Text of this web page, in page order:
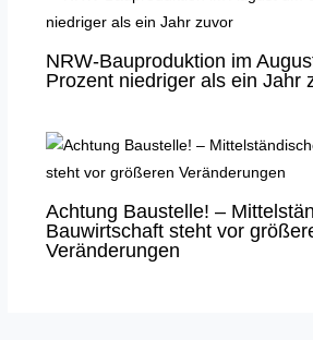
NRW-Bauproduktion im
Prozent niedriger als ein Jahr
Achtung Baustelle! –
Bauwirtschaft steht vor
Veränderungen